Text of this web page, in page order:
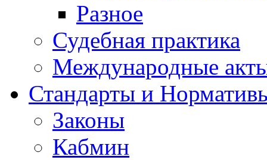
Разное
Судебная практика
Международные
Стандарты и
Законы
Кабмин